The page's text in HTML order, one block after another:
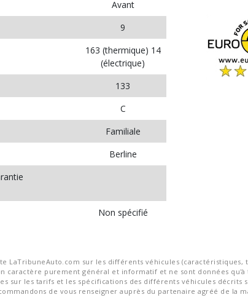
Avant
9
163 (thermique) 14
(électrique)
133
C
Familiale
Berline
Non spécifié
LaTribuneAuto.com sur les différents véhicules (caractéristiques,
caractère purement général et informatif et ne sont données
sur les tarifs et les spécifications des différents véhicules décrits
de vous renseigner auprès du partenaire agréé de la